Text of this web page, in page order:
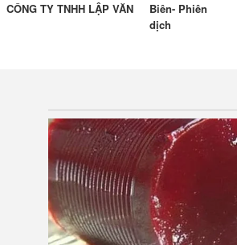
CÔNG TY TNHH LẬP VĂN
Biên- Phiên
dịch